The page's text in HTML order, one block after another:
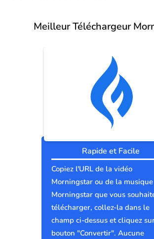
Meilleur Téléchargeur
Rapide et Facile
Copiez l'URL de la vidéo
Morningstar ou de la musique
Morningstar que vous
télécharger, collez-la dans le
champ ci-dessus et cliquez
bouton "Convertir". Aucune